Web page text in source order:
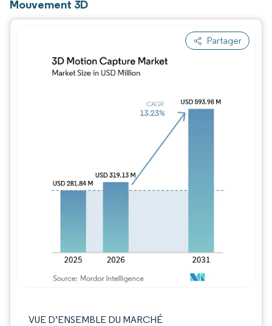
Mouvement 3D
Partager
VUE D’ENSEMBLE DU MARCHÉ
Image © Mordor Intelligence. La